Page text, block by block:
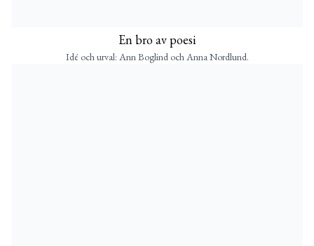
En bro av poesi
Idé och urval: Ann Boglind och Anna Nordlund.